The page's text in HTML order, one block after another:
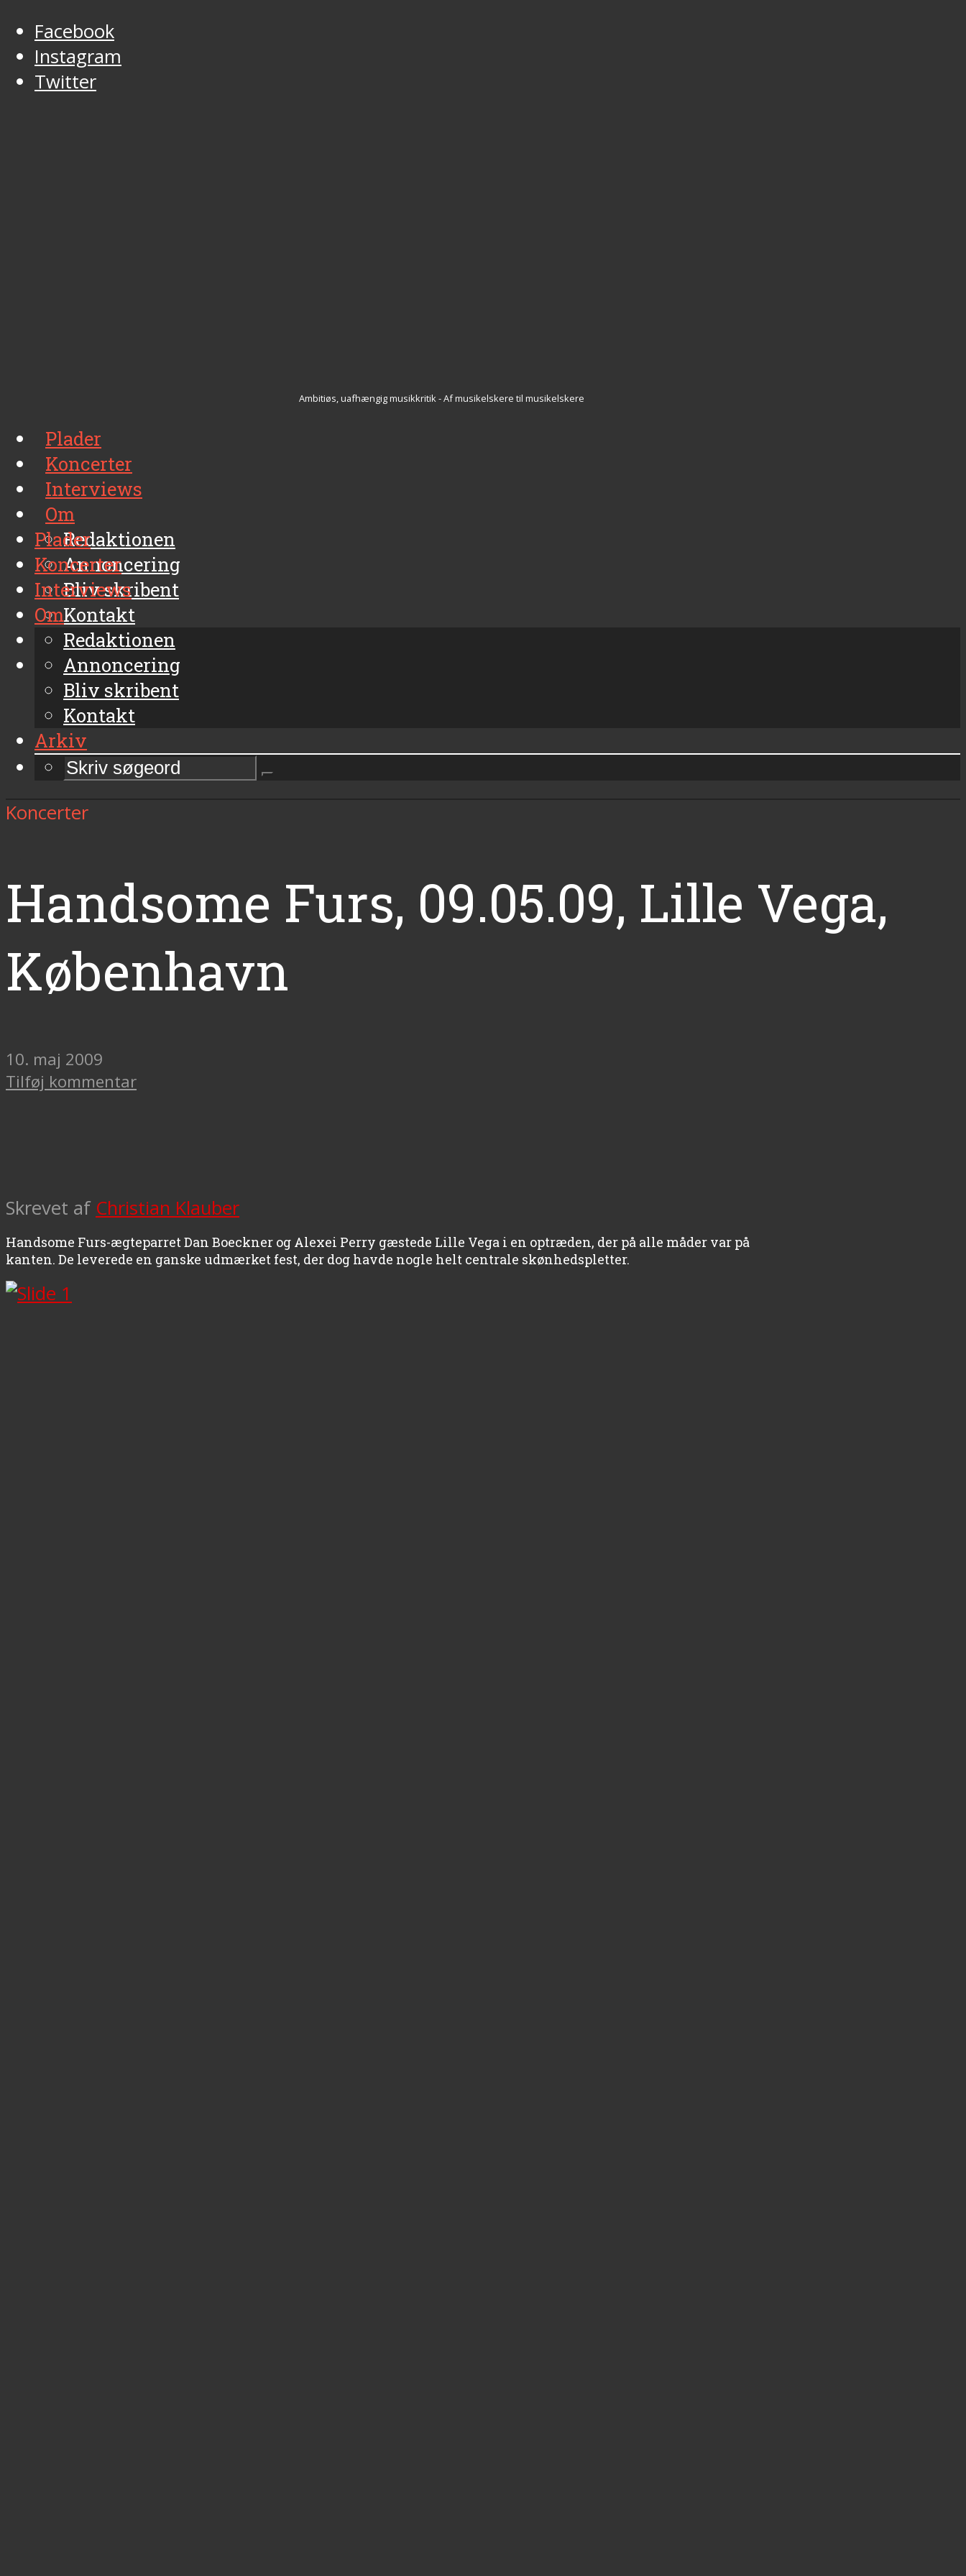
Facebook
Instagram
Twitter
Ambitiøs, uafhængig musikkritik - Af musikelskere til musikelskere
Plader
Koncerter
Interviews
Om
Redaktionen
Annoncering
Bliv skribent
Kontakt
Arkiv
Plader
Koncerter
Interviews
Om
Redaktionen
Annoncering
Bliv skribent
Kontakt
Arkiv
Koncerter
Handsome Furs, 09.05.09, Lille Vega,
København
10. maj 2009
Tilføj kommentar
Skrevet af Christian Klauber
Handsome Furs-ægteparret Dan Boeckner og Alexei Perry gæstede Lille Vega i en optræden, der på alle måder var på
kanten. De leverede en ganske udmærket fest, der dog havde nogle helt centrale skønhedspletter.